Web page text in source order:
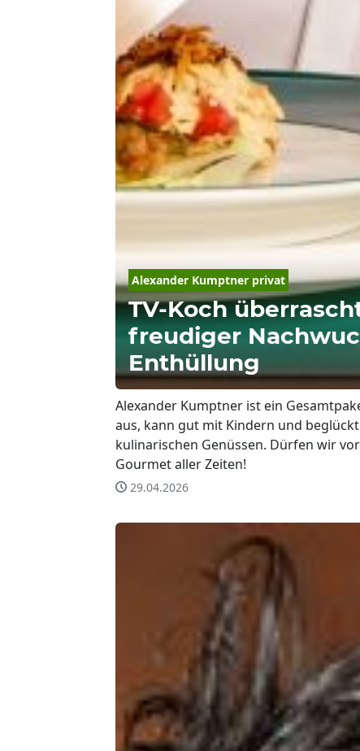
Alexander Kumptner privat
TV-Koch
freudiger
Enthüllung
Alexander Kumptner ist ein
aus, kann gut mit Kindern und
kulinarischen Genüssen. Dürfen wir
Gourmet aller Zeiten!
29.04.2026